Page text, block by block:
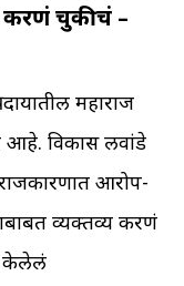
करणं चुकीचं –
महाराज
आहे. विकास लवांडे
आरोप-
व्यक्तव्य करणं
केलेलं